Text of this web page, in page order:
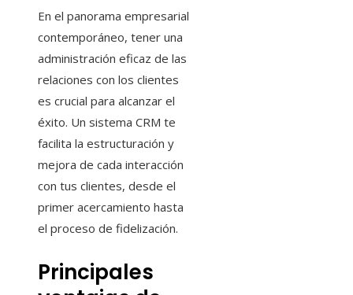
En el panorama empresarial
contemporáneo, tener una
administración eficaz de las
relaciones con los clientes
es crucial para alcanzar el
éxito. Un sistema CRM te
facilita la estructuración y
mejora de cada interacción
con tus clientes, desde el
primer acercamiento hasta
el proceso de fidelización.
Principales